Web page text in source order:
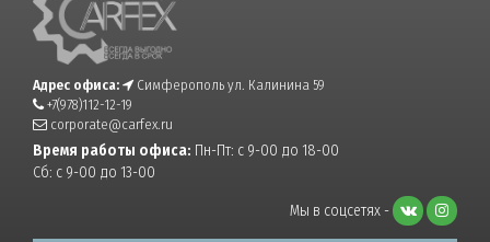
Адрес офиса:
Симферополь ул. Калинина 59
+7(978)112-12-19
corporate@carfex.ru
Время работы офиса: Пн-Пт: с 9-00 до 18-00
Сб: с 9-00 до 13-00
Мы в соцсетях -